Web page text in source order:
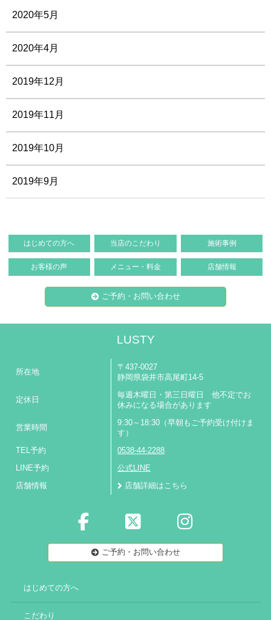
2020年5月
2020年4月
2019年12月
2019年11月
2019年10月
2019年9月
はじめての方へ 当店のこだわり 施術事例
お客様の声 メニュー・料金 店舗情報
ご予約・お問い合わせ
LUSTY
所在地
〒437-0027
静岡県袋井市高尾町14-5
定休日
毎週木曜日・第三日曜日 他不定でお
休みになる場合があります
営業時間
9:30～18:30（早朝もご予約受け付けま
す）
TEL予約 0538-44-2288
LINE予約 公式LINE
店舗情報 店舗詳細はこちら
ご予約・お問い合わせ
はじめての方へ
こだわり